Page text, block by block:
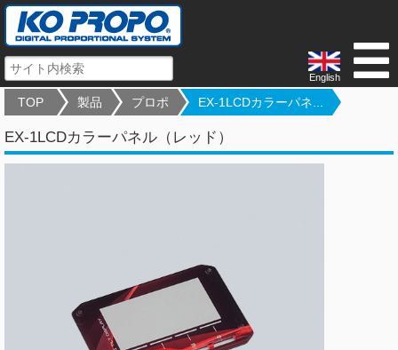
English
TOP 製品 プロポ EX-1LCDカラーパネ...
EX-1LCDカラーパネル（レッド）